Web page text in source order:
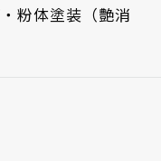
粉体塗装（艶消